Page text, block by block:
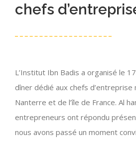
chefs
L’Institut Ibn Badis a organisé le
dîner dédié aux chefs d’entreprise
Nanterre et de l’île de France. Al
entrepreneurs ont répondu
nous avons passé un moment